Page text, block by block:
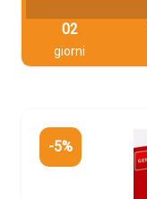
02
giorni
-5%